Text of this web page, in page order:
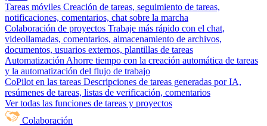
Tareas móviles Creación de tareas, seguimiento de tareas,
notificaciones, comentarios, chat sobre la marcha
Colaboración de proyectos Trabaje más rápido con el chat,
videollamadas, comentarios, almacenamiento de archivos,
documentos, usuarios externos, plantillas de tareas
Automatización Ahorre tiempo con la creación automática de tareas
y la automatización del flujo de trabajo
CoPilot en las tareas Descripciones de tareas generadas por IA,
resúmenes de tareas, listas de verificación, comentarios
Ver todas las funciones de tareas y proyectos
Colaboración